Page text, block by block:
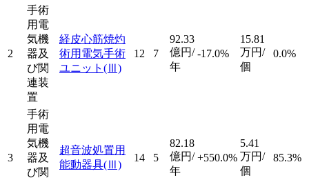
2
手術
用電
気機
器及
び関
連装
置
経皮心筋焼灼
術用電気手術
ユニット (Ⅲ)
12 7
92.33
億円/
年
-17.0%
15.81
万円/
個
0.0%
3
手術
用電
気機
器及
び関
超音波処置用
能動器具(Ⅲ)
14 5
82.18
億円/
年
+550.0%
5.41
万円/
個
85.3%